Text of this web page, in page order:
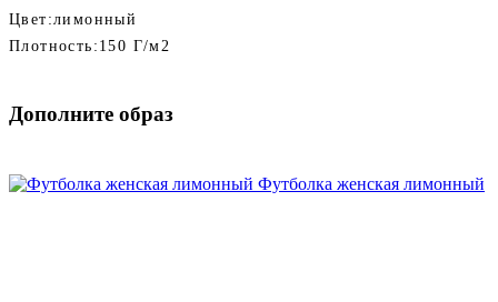
Цвет:лимонный
Плотность: 150 Г/м2
Дополните образ
Футболка женская лимонный